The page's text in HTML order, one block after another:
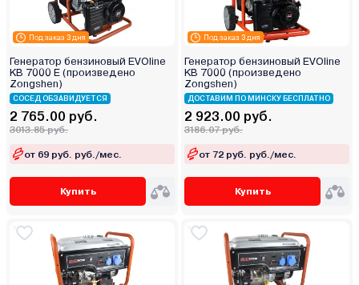
Под заказ 3 дня
Генератор бензиновый EVOline
KB 7000 E (произведено
Zongshen)
СОСЕД ОБЗАВИДУЕТСЯ
2 765.00 руб.
3013.85 руб.
от 69 руб. руб./мес.
Купить
Под заказ 3 дня
Генератор бензиновый EVOline
KB 7000 (произведено
Zongshen)
ДОСТАВИМ ПО МИНСКУ БЕСПЛАТНО
2 923.00 руб.
3186.07 руб.
от 72 руб. руб./мес.
Купить